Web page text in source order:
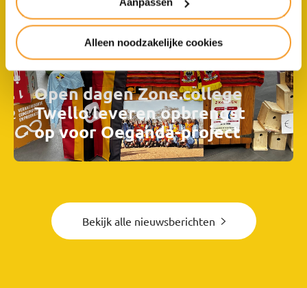
Alleen noodzakelijke cookies
Open dagen Zone.college
Twello leveren opbrengst
op voor Oeganda-project
Bekijk alle nieuwsberichten